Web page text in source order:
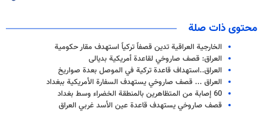
محتوى ذات صلة
الخارجية العراقية تدين قصفاً تركياً استهدف مقار حكومية
العراق: قصف صاروخي لقاعدة أمريكية بديالى
العراق..استهداف قاعدة تركية في الموصل بعدة صواريخ
العراق ... قصف صاروخي يستهدف السفارة الأمريكية ببغداد
60 إصابة من المتظاهرين بالمنطقة الخضراء وسط بغداد
قصف صاروخي يستهدف قاعدة عين الأسد غربي العراق